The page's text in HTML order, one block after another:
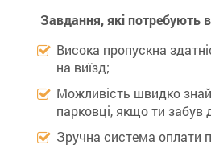
Завдання, які потребують
Висока пропускна
на виїзд;
Можливість швидко
парковці, якщо ти забув
Зручна система оплати